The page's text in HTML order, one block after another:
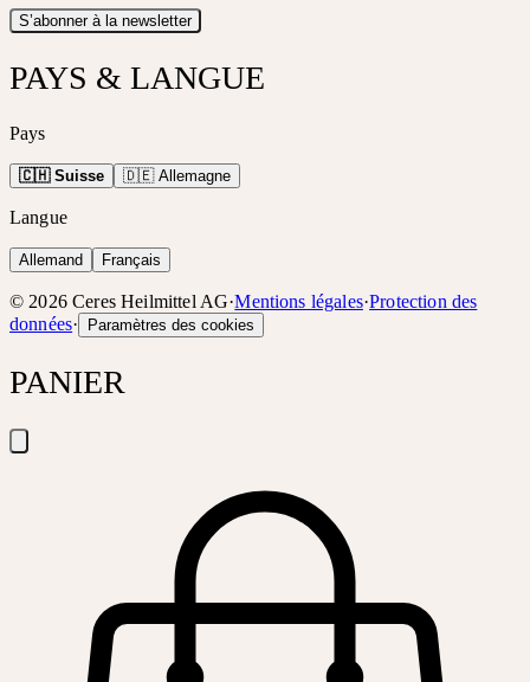
S’abonner à la newsletter
PAYS & LANGUE
Pays
🇨🇭 Suisse 🇩🇪 Allemagne
Langue
Allemand Français
© 2026 Ceres Heilmittel AG·Mentions légales·Protection des
données· Paramètres des cookies
PANIER